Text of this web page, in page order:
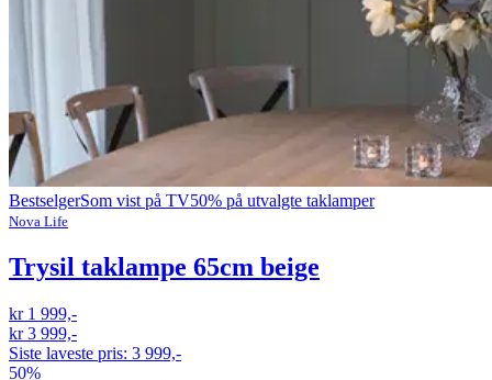
BestselgerSom vist på TV50% på utvalgte taklamper
Nova Life
Trysil taklampe 65cm beige
kr 1 999,-
kr 3 999,-
Siste laveste pris: 3 999,-
50%